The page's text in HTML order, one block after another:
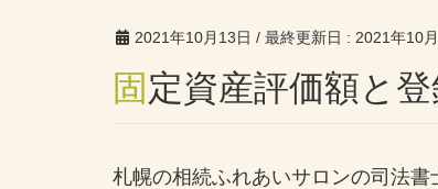
2021年10月13日 / 最終更新日 : 2021年10
固定資産評価額と
札幌の相続ふれあいサロンの司法書